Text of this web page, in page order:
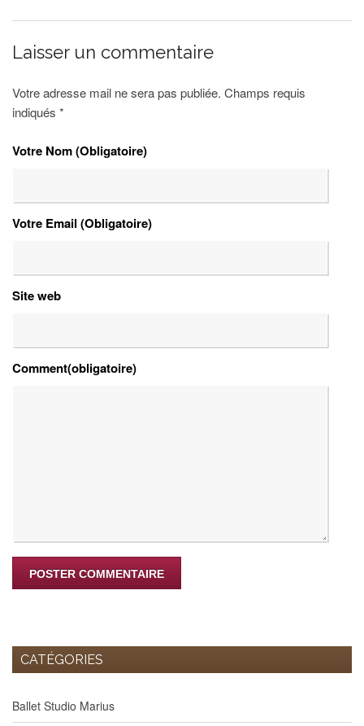
Laisser un commentaire
Votre adresse mail ne sera pas publiée. Champs requis
indiqués *
Votre Nom (Obligatoire)
Votre Email (Obligatoire)
Site web
Comment(obligatoire)
CATÉGORIES
Ballet Studio Marius